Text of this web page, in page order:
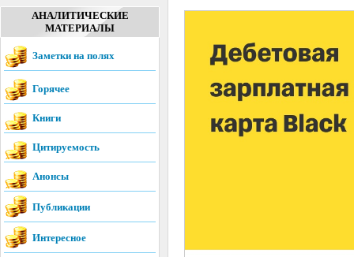
АНАЛИТИЧЕСКИЕ
МАТЕРИАЛЫ
Заметки на полях
Горячее
Книги
Цитируемость
Анонсы
Публикации
Интересное